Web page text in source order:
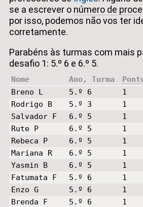
se a escrever o número de
por isso, podemos não vos ter
corretamente.
Parabéns às turmas com mais
desafio 1: 5.º 6 e 6.º 5.
Nome Ano, Turma
Breno L
5.º 6
1
Rodrigo B
5.º 3
1
Salvador F
6.º 5
1
Rute P
6.º 5
1
Rebeca P
6.º 5
1
Mariana R
6.º 5
1
Yasmin B
6.º 5
1
Fatumata F
5.º 6
1
Enzo G
5.º 6
1
Brenda F
5.º 6
1